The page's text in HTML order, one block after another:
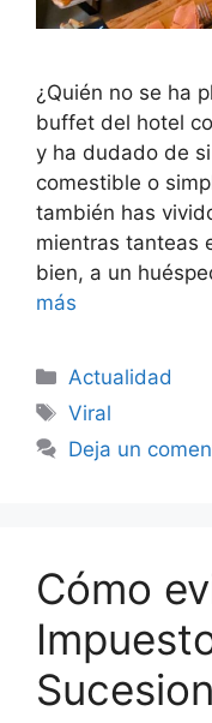
¿Quién no se ha
buffet del hotel
y ha dudado de
comestible o
también has
mientras tanteas
bien, a un
más
Categorías
Actualidad
Etiquetas
Viral
Deja un
Cómo